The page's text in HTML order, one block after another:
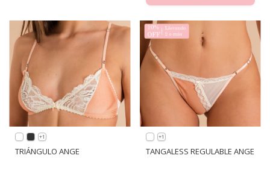
+1
TRIÁNGULO ANGE
+1
TANGALESS REGULABLE ANGE